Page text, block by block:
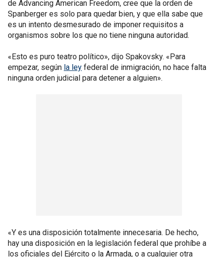
de Advancing American Freedom, cree que la orden de
Spanberger es solo para quedar bien, y que ella sabe que
es un intento desmesurado de imponer requisitos a
organismos sobre los que no tiene ninguna autoridad.
«Esto es puro teatro político», dijo Spakovsky. «Para
empezar, según la ley federal de inmigración, no hace falta
ninguna orden judicial para detener a alguien».
«Y es una disposición totalmente innecesaria. De hecho,
hay una disposición en la legislación federal que prohíbe a
los oficiales del Ejército o la Armada, o a cualquier otra